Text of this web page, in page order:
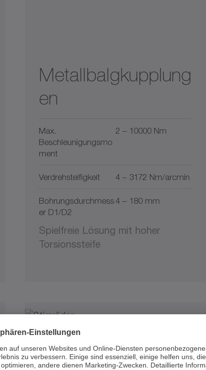
Metallbalgkupplung
en
Max.
Beschleunigungsmo
ment
2 – 10000 Nm
Verdrehsteifigkeit 4 – 3172 Nm/arcmin
Bohrungsdurchmess
er D1/D2
4 – 180 mm
Spielfreie Lösung mit hoher
Torsionssteife